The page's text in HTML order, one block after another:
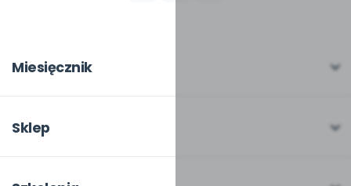
Miesięcznik
W numerze
Sklep